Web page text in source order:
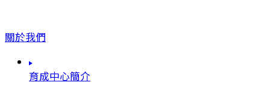
關於我們
育成中心簡介